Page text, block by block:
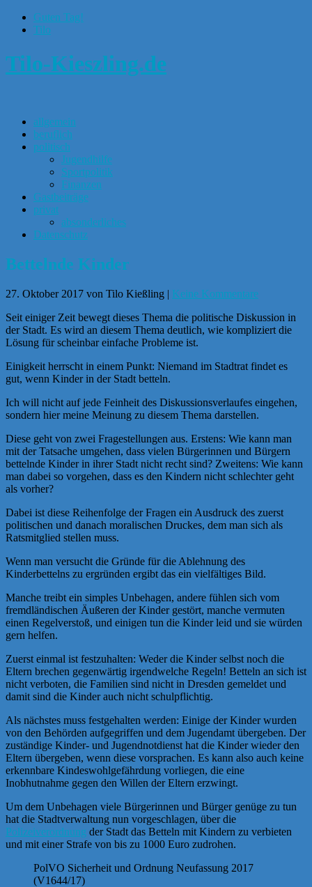
Guten Tag!
Tilo
Tilo-Kieszling.de
allgemein
beruflich
politisch
Jugendhilfe
Sportpolitik
Finanzen
Gastbeiträge
privat
absonderliches
Datenschutz
Bettelnde Kinder
27. Oktober 2017 von Tilo Kießling | Keine Kommentare
Seit einiger Zeit bewegt dieses Thema die politische Diskussion in
der Stadt. Es wird an diesem Thema deutlich, wie kompliziert die
Lösung für scheinbar einfache Probleme ist.
Einigkeit herrscht in einem Punkt: Niemand im Stadtrat findet es
gut, wenn Kinder in der Stadt betteln.
Ich will nicht auf jede Feinheit des Diskussionsverlaufes eingehen,
sondern hier meine Meinung zu diesem Thema darstellen.
Diese geht von zwei Fragestellungen aus. Erstens: Wie kann man
mit der Tatsache umgehen, dass vielen Bürgerinnen und Bürgern
bettelnde Kinder in ihrer Stadt nicht recht sind? Zweitens: Wie kann
man dabei so vorgehen, dass es den Kindern nicht schlechter geht
als vorher?
Dabei ist diese Reihenfolge der Fragen ein Ausdruck des zuerst
politischen und danach moralischen Druckes, dem man sich als
Ratsmitglied stellen muss.
Wenn man versucht die Gründe für die Ablehnung des
Kinderbettelns zu ergründen ergibt das ein vielfältiges Bild.
Manche treibt ein simples Unbehagen, andere fühlen sich vom
fremdländischen Äußeren der Kinder gestört, manche vermuten
einen Regelverstoß, und einigen tun die Kinder leid und sie würden
gern helfen.
Zuerst einmal ist festzuhalten: Weder die Kinder selbst noch die
Eltern brechen gegenwärtig irgendwelche Regeln! Betteln an sich ist
nicht verboten, die Familien sind nicht in Dresden gemeldet und
damit sind die Kinder auch nicht schulpflichtig.
Als nächstes muss festgehalten werden: Einige der Kinder wurden
von den Behörden aufgegriffen und dem Jugendamt übergeben. Der
zuständige Kinder- und Jugendnotdienst hat die Kinder wieder den
Eltern übergeben, wenn diese vorsprachen. Es kann also auch keine
erkennbare Kindeswohlgefährdung vorliegen, die eine
Inobhutnahme gegen den Willen der Eltern erzwingt.
Um dem Unbehagen viele Bürgerinnen und Bürger genüge zu tun
hat die Stadtverwaltung nun vorgeschlagen, über die
Polizeiverordnung der Stadt das Betteln mit Kindern zu verbieten
und mit einer Strafe von bis zu 1000 Euro zudrohen.
PolVO Sicherheit und Ordnung Neufassung 2017
(V1644/17)